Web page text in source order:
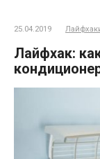
25.04.2019
Лайфхак: